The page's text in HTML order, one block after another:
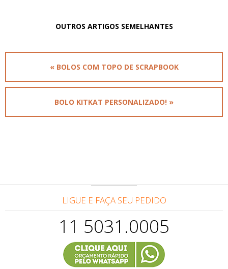
OUTROS ARTIGOS SEMELHANTES
« BOLOS COM TOPO DE SCRAPBOOK
BOLO KITKAT PERSONALIZADO! »
LIGUE E FAÇA SEU PEDIDO
11 5031.0005